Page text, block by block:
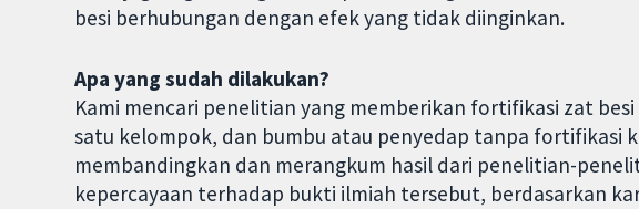
besi berhubungan dengan efek yang tidak diinginkan.
Apa yang sudah dilakukan?
Kami mencari penelitian yang memberikan fortifikasi zat
satu kelompok, dan bumbu atau penyedap tanpa fortifikasi
membandingkan dan merangkum hasil dari penelitian-
kepercayaan terhadap bukti ilmiah tersebut, berdasarkan